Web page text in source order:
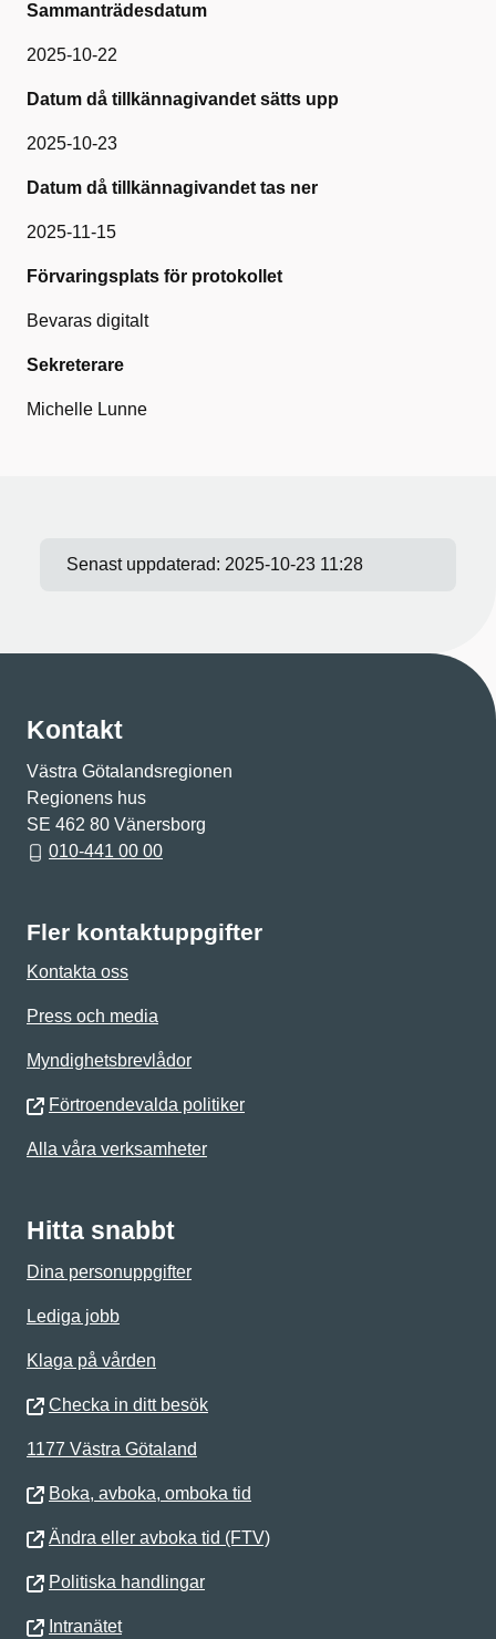
Sammanträdesdatum
2025-10-22
Datum då tillkännagivandet sätts upp
2025-10-23
Datum då tillkännagivandet tas ner
2025-11-15
Förvaringsplats för protokollet
Bevaras digitalt
Sekreterare
Michelle Lunne
Senast uppdaterad: 2025-10-23 11:28
Kontakt
Västra Götalandsregionen
Regionens hus
SE 462 80 Vänersborg
010-441 00 00
Fler kontaktuppgifter
Kontakta oss
Press och media
Myndighetsbrevlådor
Förtroendevalda politiker
Alla våra verksamheter
Hitta snabbt
Dina personuppgifter
Lediga jobb
Klaga på vården
Checka in ditt besök
1177 Västra Götaland
Boka, avboka, omboka tid
Ändra eller avboka tid (FTV)
Politiska handlingar
Intranätet